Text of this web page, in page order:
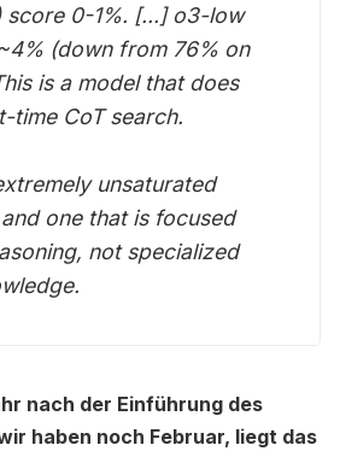
score 0-1%. [...] o3-low
(down from 76% on
is a model that does
time CoT search.
unsaturated
one that is focused
not specialized
nach der Einführung des
haben noch Februar, liegt das